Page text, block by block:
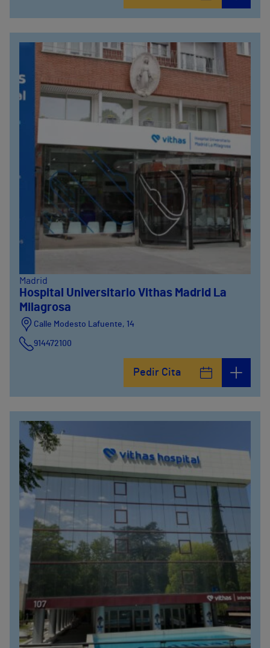
912 143 100
Madrid
Hospital Universitario Vithas Madrid La
Milagrosa
Calle Modesto Lafuente, 14
914472100
Pedir Cita